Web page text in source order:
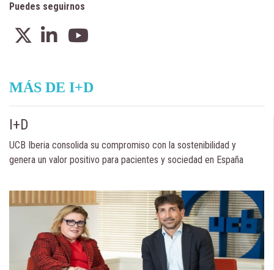
Puedes seguirnos
MÁS DE I+D
I+D
UCB Iberia consolida su compromiso con la sostenibilidad y
genera un valor positivo para pacientes y sociedad en España